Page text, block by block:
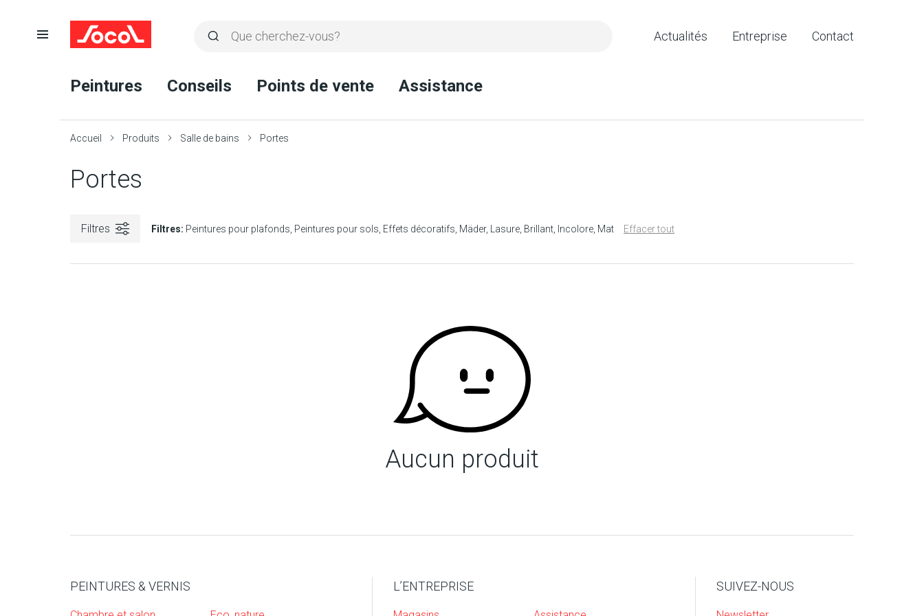
Rechercher
recherche
Ouvrir
Peintures Conseils Points de vente Assistance
Actualités Entreprise Contact
Accueil Produits Salle de bains Portes
Portes
Filtres Filtres: Peintures pour plafonds Peintures pour sols Effets décoratifs Mäder Lasure Brillant Incolore Mat Effacer tout
Aucun produit
PEINTURES & VERNIS L’ENTREPRISE SUIVEZ-NOUS